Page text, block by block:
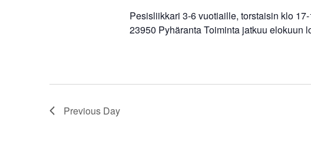
Pesisliikkari 3-6 vuotiaille, torstaisin klo
23950 Pyhäranta Toiminta jatkuu elokuun
Previous Day